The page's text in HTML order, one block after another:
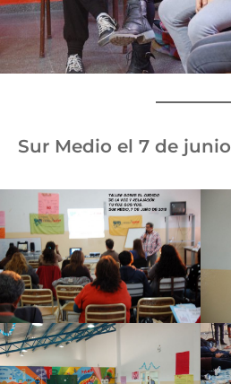
Sur Medio el 7 de junio